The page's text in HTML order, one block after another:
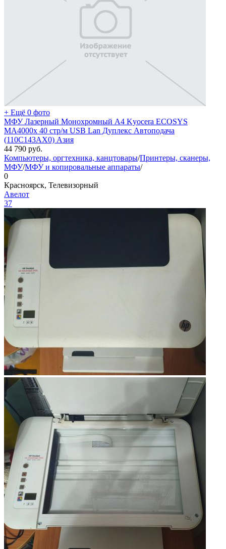
+ Ещё 0 фото
МФУ Лазерный Монохромный A4 Kyocera ECOSYS
MA4000x 40 стр/м USB Lan Дуплекс Автоподача
(110C143AX0) Азия
44 790 руб.
Компьютеры, оргтехника, канцтовары/Принтеры, сканеры,
МФУ/МФУ и копировальные аппараты/
0
Красноярск, Телевизорный
Авелот
37